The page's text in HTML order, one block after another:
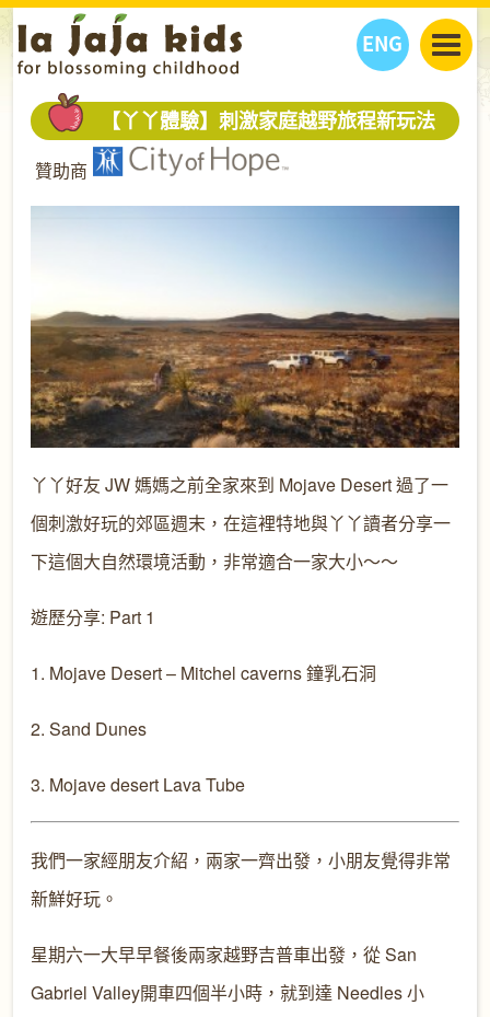
ENG
丫丫看天下
丫丫部落格
人物專題
親子日曆
親子好去處
學習成長路
我們的故事
聯絡
丫丫夥伴 + 友情連接
【丫丫體驗】刺激家庭越野旅程新玩法
贊助商
丫丫好友 JW 媽媽之前全家來到 Mojave Desert 過了一
個刺激好玩的郊區週末，在這裡特地與丫丫讀者分享一
下這個大自然環境活動，非常適合一家大小～～
遊歷分享: Part 1
1. Mojave Desert – Mitchel caverns 鐘乳石洞
2. Sand Dunes
3. Mojave desert Lava Tube
我們一家經朋友介紹，兩家一齊出發，小朋友覺得非常
新鮮好玩。
星期六一大早早餐後兩家越野吉普車出發，從 San
Gabriel Valley開車四個半小時，就到達 Needles 小